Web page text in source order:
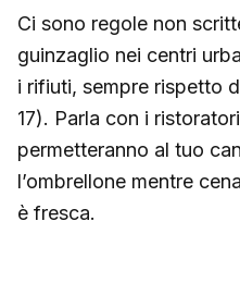
Ci sono regole non
guinzaglio nei centri
i rifiuti, sempre rispetto
17). Parla con i
permetteranno al tuo
l’ombrellone mentre
è fresca.